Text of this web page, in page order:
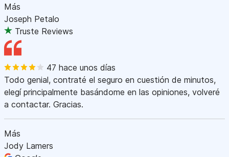
Más
Joseph Petalo
Truste Reviews
47 hace unos días
Todo genial, contraté el seguro en cuestión de minutos,
elegí principalmente basándome en las opiniones, volveré
a contactar. Gracias.
Más
Jody Lamers